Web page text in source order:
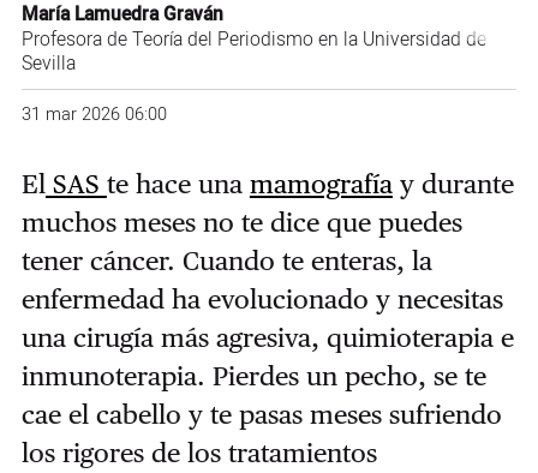
María Lamuedra Graván
Profesora de Teoría del Periodismo en la Universidad de
Sevilla
31 mar 2026 06:00
El SAS te hace una mamografíay durante
muchos meses no te dice que puedes
tener cáncer. Cuando te enteras, la
enfermedad ha evolucionado y necesitas
una cirugía más agresiva, quimioterapia e
inmunoterapia. Pierdes un pecho, se te
cae el cabello y te pasas meses sufriendo
los rigores de los tratamientos